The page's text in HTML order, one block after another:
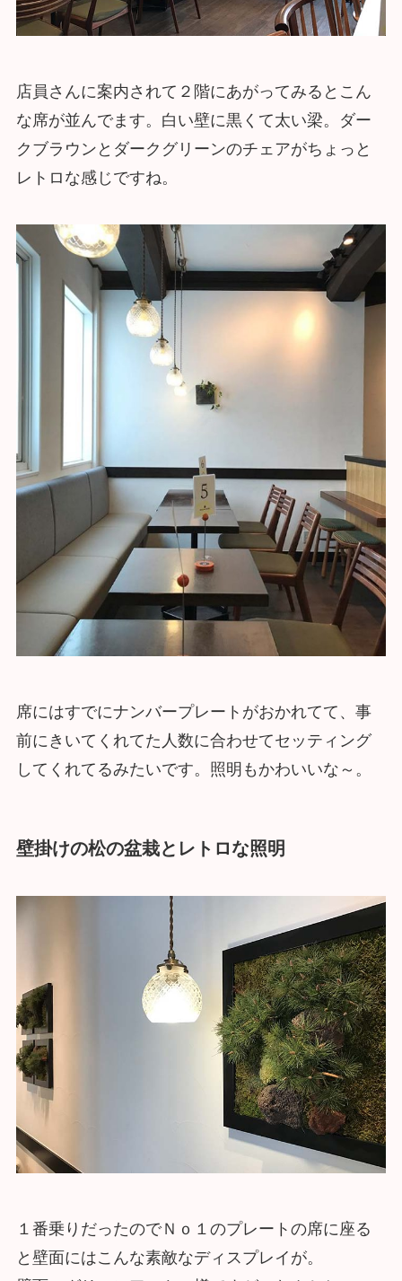
店員さんに案内されて２階にあがってみるとこん
な席が並んでます。白い壁に黒くて太い梁。ダー
クブラウンとダークグリーンのチェアがちょっと
レトロな感じですね。
席にはすでにナンバープレートがおかれてて、事
前にきいてくれてた人数に合わせてセッティング
してくれてるみたいです。照明もかわいいな～。
壁掛けの松の盆栽とレトロな照明
１番乗りだったのでＮｏ１のプレートの席に座る
と壁面にはこんな素敵なディスプレイが。